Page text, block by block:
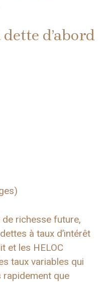
d’abord
de richesse future,
à taux d’intérêt
et les HELOC
taux variables qui
rapidement que